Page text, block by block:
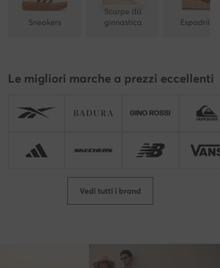
Sneakers
Scarpe da
ginnastica
Espadrillas
Le migliori marche a prezzi eccellenti
Vedi tutti i brand